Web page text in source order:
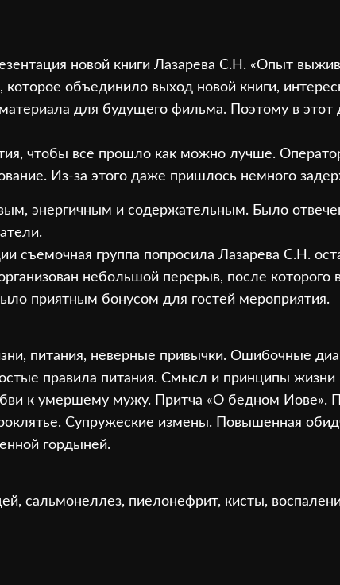
новой книги Лазарева С.Н. «Опыт
объединило выход новой книги,
для будущего фильма. Поэтому в
чтобы все прошло как можно лучше.
Из-за этого даже пришлось немного
энергичным и содержательным. Было
съемочная группа попросила Лазарева С.Н.
небольшой перерыв, после
приятным бонусом для гостей мероприятия.
питания, неверные привычки. Ошибочные
правила питания. Смысл и принципы жизни
к умершему мужу. Притча «О бедном Иове».
Супружеские измены. Повышенная
гордыней.
сальмонеллез, пиелонефрит, кисты,